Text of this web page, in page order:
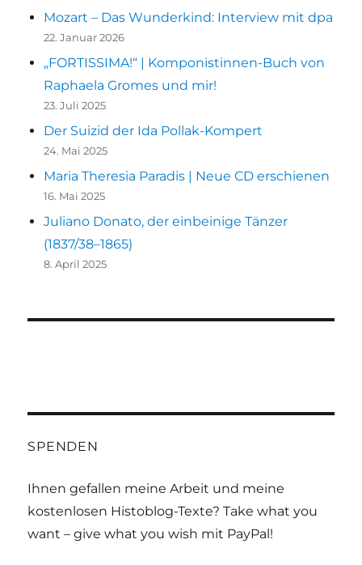
Mozart – Das Wunderkind: Interview mit dpa
22. Januar 2026
„FORTISSIMA!“ | Komponistinnen-Buch von
Raphaela Gromes und mir!
23. Juli 2025
Der Suizid der Ida Pollak-Kompert
24. Mai 2025
Maria Theresia Paradis | Neue CD erschienen
16. Mai 2025
Juliano Donato, der einbeinige Tänzer
(1837/38–1865)
8. April 2025
SPENDEN
Ihnen gefallen meine Arbeit und meine
kostenlosen Histoblog-Texte? Take what you
want – give what you wish mit PayPal!